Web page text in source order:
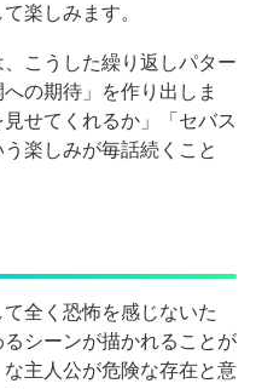
楽しみます。
こうした繰り返しパター
の期待」を作り出しま
せてくれるか」「セバス
楽しみが毎話続くこと
全く恐怖を感じないた
シーンが描かれることが
主人公が危険な存在と意